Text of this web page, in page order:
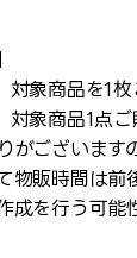
対象商品を1
象商品1点ご
ございます
販時間は前
を行う可能